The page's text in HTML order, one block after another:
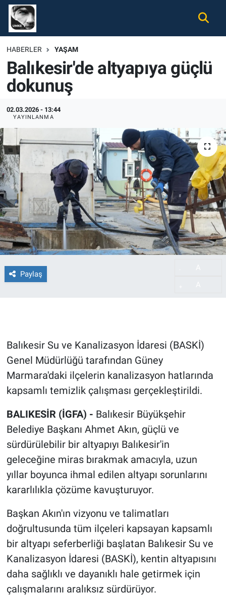
HABERLER YAŞAM
Balıkesir'de altyapıya güçlü
dokunuş
02.03.2026 - 13:44
YAYINLANMA
Paylaş
Balıkesir Su ve Kanalizasyon İdaresi (BASKİ)
Genel Müdürlüğü tarafından Güney
Marmara'daki ilçelerin kanalizasyon hatlarında
kapsamlı temizlik çalışması gerçekleştirildi.
BALIKESİR (İGFA) - Balıkesir Büyükşehir
Belediye Başkanı Ahmet Akın, güçlü ve
sürdürülebilir bir altyapıyı Balıkesir'in
geleceğine miras bırakmak amacıyla, uzun
yıllar boyunca ihmal edilen altyapı sorunlarını
kararlılıkla çözüme kavuşturuyor.
Başkan Akın'ın vizyonu ve talimatları
doğrultusunda tüm ilçeleri kapsayan kapsamlı
bir altyapı seferberliği başlatan Balıkesir Su ve
Kanalizasyon İdaresi (BASKİ), kentin altyapısını
daha sağlıklı ve dayanıklı hale getirmek için
çalışmalarını aralıksız sürdürüyor.
Gündem
Ekonomi
Spor
Magazin
Tüm Haberler
İletişim
Künye
Nöbetçi Eczaneler
Hava Durumu
Namaz Vakitleri
Trafik Durumu
Süper Lig Puan Durumu ve Fikstür
Tüm Manşetler
Son Dakika Haberleri
Haber Arşivi